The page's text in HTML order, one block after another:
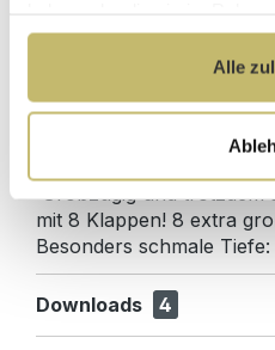
gesammelt haben.
Alle
mit 8 Klappen! 8 extra
Besonders schmale
Downloads 4